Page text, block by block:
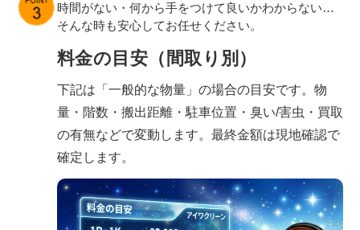
時間がない・何から手をつけて良いかわからない…
そんな時も安心してお任せください。
料金の目安（間取り別）
下記は「一般的な物量」の場合の目安です。物
量・階数・搬出距離・駐車位置・臭い/害虫・買取
の有無などで変動します。最終金額は現地確認で
確定します。